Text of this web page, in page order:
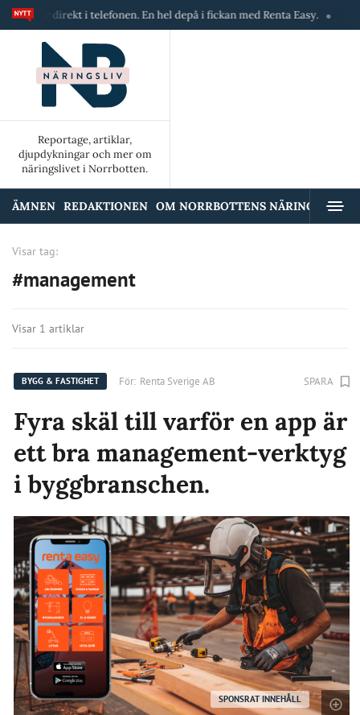
direkt i telefonen. En hel depå i fickan med Renta Easy.
Reportage, artiklar,
djupdykningar och mer om
näringslivet i Norrbotten.
ÄMNEN REDAKTIONEN OM NORRBOTTENS NÄRINGSLIV
Visar tag:
#management
Visar 1 artiklar
BYGG & FASTIGHET För: Renta Sverige AB SPARA
Fyra skäl till varför en app är
ett bra management-verktyg
i byggbranschen.
SPONSRAT INNEHÅLL